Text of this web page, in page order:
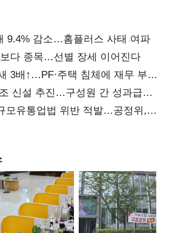
9.4% 감소…홈플러스 사태 여파
다 종목…선별 장세 이어진다
3배↑…PF·주택 침체에 재무 부담
신설 추진…구성원 간 성과급
모유통업법 위반 적발…공정위,